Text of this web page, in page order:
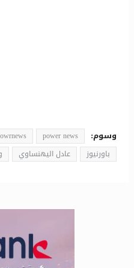
وسوم: power news
باورنيوز
عادل اليهنساوي